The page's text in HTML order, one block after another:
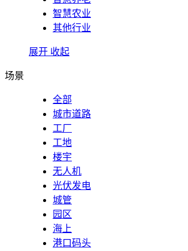
智慧农业
其他行业
展开 收起
场景
全部
城市道路
工厂
工地
楼宇
无人机
光伏发电
城管
园区
海上
港口码头